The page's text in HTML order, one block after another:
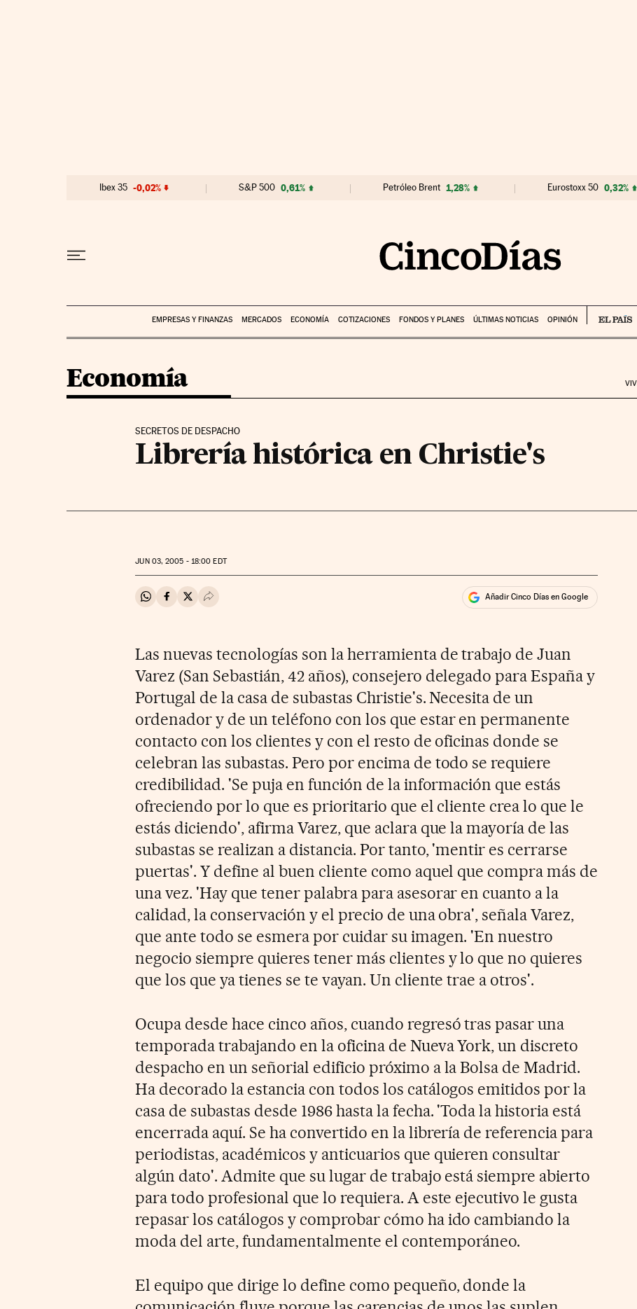
Ibex 35 -0,02% S&P 500 0,61% Petróleo Brent 1,28% Eurostoxx 50 0,32%
EMPRESAS Y FINANZAS MERCADOS ECONOMÍA COTIZACIONES FONDOS Y PLANES ÚLTIMAS NOTICIAS OPINIÓN
Economía
SECRETOS DE DESPACHO
Librería histórica en Christie's
JUN03, 2005 - 18:00 EDT
Compartir en Whatsapp
Compartir en Facebook
Compartir en Twitter
Desplegar Redes Sociales Añadir Cinco Días en Google
Las nuevas tecnologías son la herramienta de trabajo de Juan
Varez (San Sebastián, 42 años), consejero delegado para España y
Portugal de la casa de subastas Christie's. Necesita de un
ordenador y de un teléfono con los que estar en permanente
contacto con los clientes y con el resto de oficinas donde se
celebran las subastas. Pero por encima de todo se requiere
credibilidad. 'Se puja en función de la información que estás
ofreciendo por lo que es prioritario que el cliente crea lo que le
estás diciendo', afirma Varez, que aclara que la mayoría de las
subastas se realizan a distancia. Por tanto, 'mentir es cerrarse
puertas'. Y define al buen cliente como aquel que compra más de
una vez. 'Hay que tener palabra para asesorar en cuanto a la
calidad, la conservación y el precio de una obra', señala Varez,
que ante todo se esmera por cuidar su imagen. 'En nuestro
negocio siempre quieres tener más clientes y lo que no quieres
que los que ya tienes se te vayan. Un cliente trae a otros'.
Ocupa desde hace cinco años, cuando regresó tras pasar una
temporada trabajando en la oficina de Nueva York, un discreto
despacho en un señorial edificio próximo a la Bolsa de Madrid.
Ha decorado la estancia con todos los catálogos emitidos por la
casa de subastas desde 1986 hasta la fecha. 'Toda la historia está
encerrada aquí. Se ha convertido en la librería de referencia para
periodistas, académicos y anticuarios que quieren consultar
algún dato'. Admite que su lugar de trabajo está siempre abierto
para todo profesional que lo requiera. A este ejecutivo le gusta
repasar los catálogos y comprobar cómo ha ido cambiando la
moda del arte, fundamentalmente el contemporáneo.
El equipo que dirige lo define como pequeño, donde la